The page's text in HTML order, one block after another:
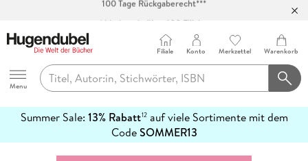
Abholung in über 100 Filialen
Hugendubel
Menu
Filiale Konto Merkzettel Warenkorb
Summer Sale: 13% Rabatt12auf viele Sortimente mit dem
CodeSOMMER13
erfahren